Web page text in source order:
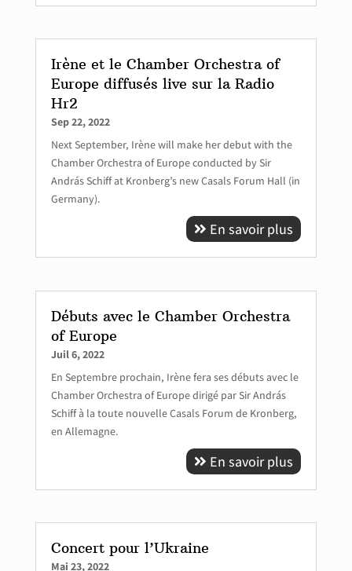
Irène et le Chamber Orchestra of
Europe diffusés live sur la Radio
Hr2
Sep 22, 2022
Next September, Irène will make her debut with the
Chamber Orchestra of Europe conducted by Sir
András Schiff at Kronberg’s new Casals Forum Hall (in
Germany).
En savoir plus
Débuts avec le Chamber Orchestra
of Europe
Juil 6, 2022
En Septembre prochain, Irène fera ses débuts avec le
Chamber Orchestra of Europe dirigé par Sir András
Schiff à la toute nouvelle Casals Forum de Kronberg,
en Allemagne.
En savoir plus
Concert pour l’Ukraine
Mai 23, 2022